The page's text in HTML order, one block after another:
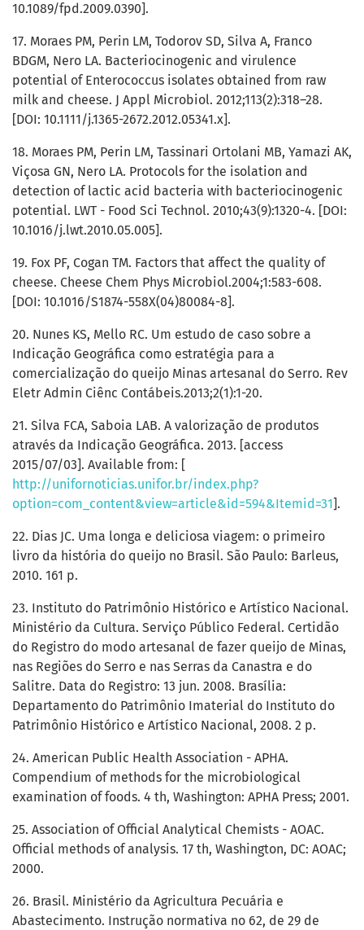
10.1089/fpd.2009.0390].
17. Moraes PM, Perin LM, Todorov SD, Silva A, Franco
BDGM, Nero LA. Bacteriocinogenic and virulence
potential of Enterococcus isolates obtained from raw
milk and cheese. J Appl Microbiol. 2012;113(2):318–28.
[DOI: 10.1111/j.1365-2672.2012.05341.x].
18. Moraes PM, Perin LM, Tassinari Ortolani MB, Yamazi AK,
Viçosa GN, Nero LA. Protocols for the isolation and
detection of lactic acid bacteria with bacteriocinogenic
potential. LWT - Food Sci Technol. 2010;43(9):1320-4. [DOI:
10.1016/j.lwt.2010.05.005].
19. Fox PF, Cogan TM. Factors that affect the quality of
cheese. Cheese Chem Phys Microbiol.2004;1:583-608.
[DOI: 10.1016/S1874-558X(04)80084-8].
20. Nunes KS, Mello RC. Um estudo de caso sobre a
Indicação Geográfica como estratégia para a
comercialização do queijo Minas artesanal do Serro. Rev
Eletr Admin Ciênc Contábeis.2013;2(1):1-20.
21. Silva FCA, Saboia LAB. A valorização de produtos
através da Indicação Geográfica. 2013. [access
2015/07/03]. Available from: [
http://unifornoticias.unifor.br/index.php?
option=com_content&view=article&id=594&Itemid=31].
22. Dias JC. Uma longa e deliciosa viagem: o primeiro
livro da história do queijo no Brasil. São Paulo: Barleus,
2010. 161 p.
23. Instituto do Patrimônio Histórico e Artístico Nacional.
Ministério da Cultura. Serviço Público Federal. Certidão
do Registro do modo artesanal de fazer queijo de Minas,
nas Regiões do Serro e nas Serras da Canastra e do
Salitre. Data do Registro: 13 jun. 2008. Brasília:
Departamento do Patrimônio Imaterial do Instituto do
Patrimônio Histórico e Artístico Nacional, 2008. 2 p.
24. American Public Health Association - APHA.
Compendium of methods for the microbiological
examination of foods. 4 th, Washington: APHA Press; 2001.
25. Association of Official Analytical Chemists - AOAC.
Official methods of analysis. 17 th, Washington, DC: AOAC;
2000.
26. Brasil. Ministério da Agricultura Pecuária e
Abastecimento. Instrução normativa no 62, de 29 de